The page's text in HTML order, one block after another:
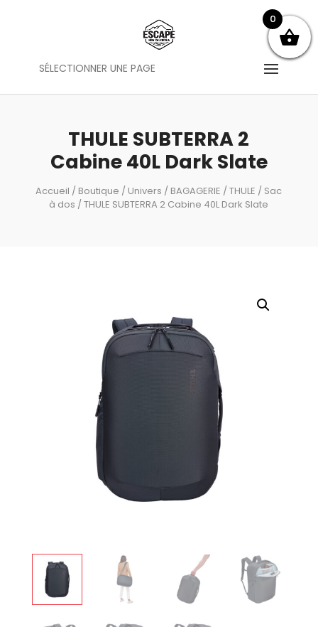
SÉLECTIONNER UNE PAGE
THULE SUBTERRA 2
Cabine 40L Dark Slate
Accueil / Boutique / Univers / BAGAGERIE /THULE / Sac
à dos / THULE SUBTERRA 2 Cabine 40L Dark Slate
0